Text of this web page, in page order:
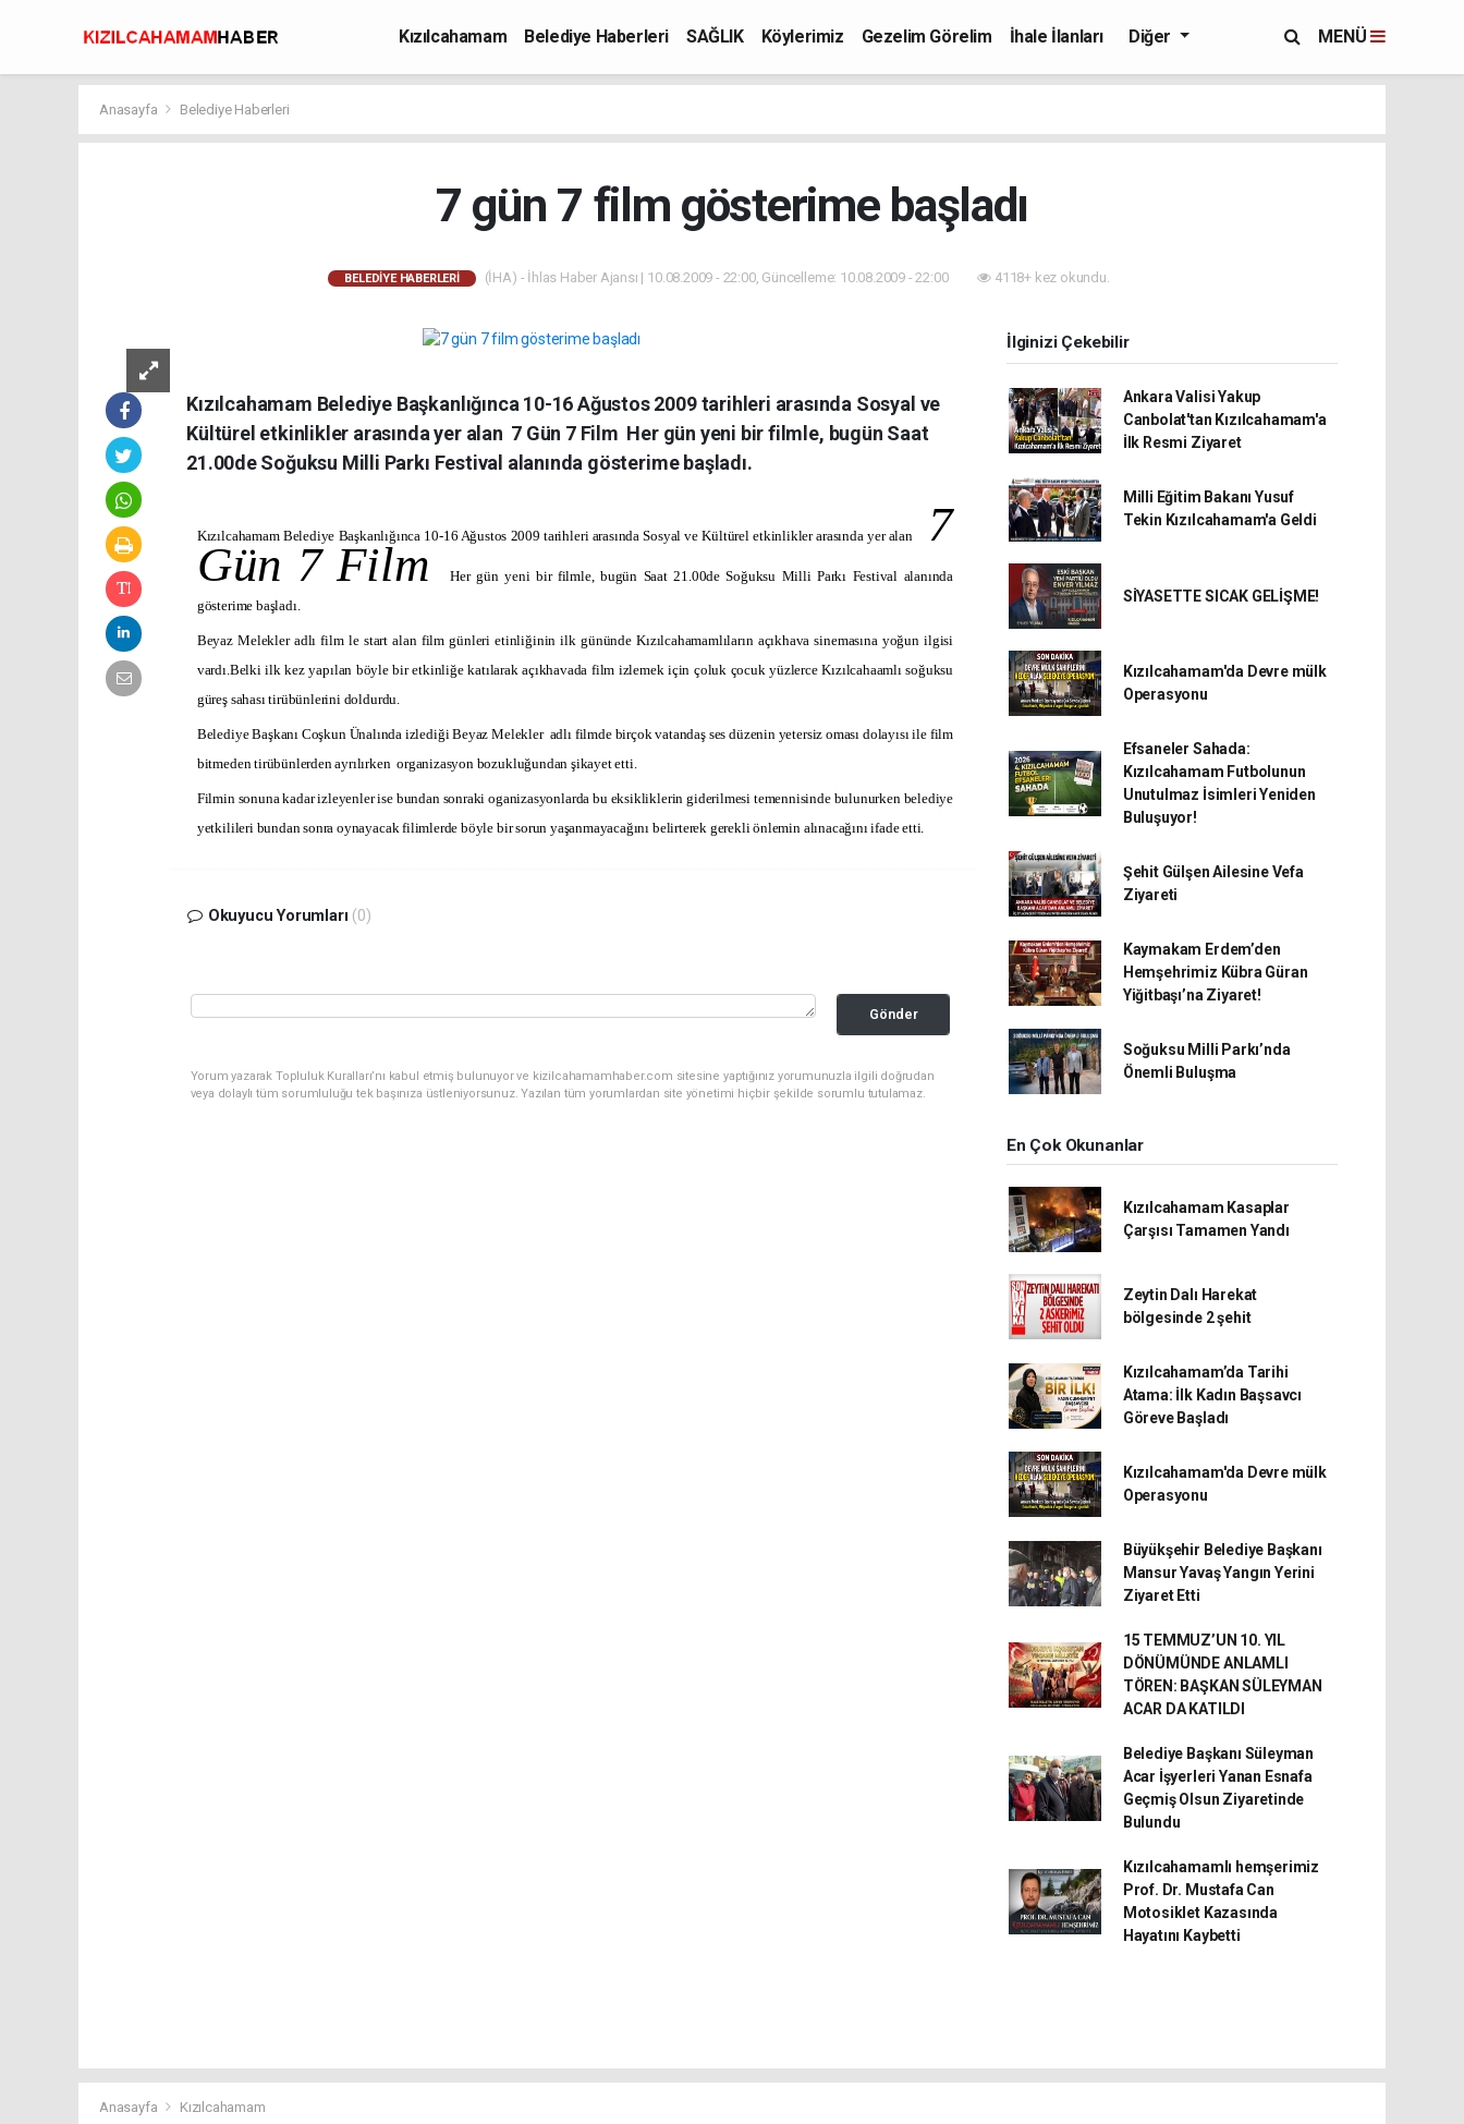
Kızılcahamam Belediye Haberleri SAĞLIK Köylerimiz Gezelim Görelim
İhale İlanları
Diğer MENÜ
Anasayfa Belediye Haberleri
7 gün 7 film gösterime başladı
BELEDIYE HABERLERI (İHA) - İhlas Haber Ajansı | 10.08.2009 - 22:00, Güncelleme: 10.08.2009 - 22:00 4118+ kez okundu.
Kızılcahamam Belediye Başkanlığınca 10-16 Ağustos 2009 tarihleri arasında Sosyal ve
Kültürel etkinlikler arasında yer alan  7 Gün 7 Film  Her gün yeni bir filmle, bugün Saat
21.00de Soğuksu Milli Parkı Festival alanında gösterime başladı.
Kızılcahamam Belediye Başkanlığınca 10-16 Ağustos 2009 tarihleri arasında Sosyal ve Kültürel etkinlikler arasında yer alan  7
Gün 7 Film  Her gün yeni bir filmle, bugün Saat 21.00de Soğuksu Milli Parkı Festival alanında
gösterime başladı.
Beyaz Melekler adlı film le start alan film günleri etinliğinin ilk gününde Kızılcahamamlıların açıkhava sinemasına yoğun ilgisi
vardı.Belki ilk kez yapılan böyle bir etkinliğe katılarak açıkhavada film izlemek için çoluk çocuk yüzlerce Kızılcahaamlı soğuksu
güreş sahası tirübünlerini doldurdu.
Belediye Başkanı Coşkun Ünalında izlediği Beyaz Melekler adlı filmde birçok vatandaş ses düzenin yetersiz oması dolayısı ile film
bitmeden tirübünlerden ayrılırken organizasyon bozukluğundan şikayet etti.
Filmin sonuna kadar izleyenler ise bundan sonraki oganizasyonlarda bu eksikliklerin giderilmesi temennisinde bulunurken belediye
yetkilileri bundan sonra oynayacak filimlerde böyle bir sorun yaşanmayacağını belirterek gerekli önlemin alınacağını ifade etti.
Okuyucu Yorumları (0)
Gönder
Yorum yazarak Topluluk Kuralları’nı kabul etmiş bulunuyor ve kizilcahamamhaber.com sitesine yaptığınız yorumunuzla ilgili doğrudan
veya dolaylı tüm sorumluluğu tek başınıza üstleniyorsunuz. Yazılan tüm yorumlardan site yönetimi hiçbir şekilde sorumlu tutulamaz.
İlginizi Çekebilir
Ankara Valisi Yakup
Canbolat'tan Kızılcahamam'a
İlk Resmi Ziyaret
Milli Eğitim Bakanı Yusuf
Tekin Kızılcahamam'a Geldi
SİYASETTE SICAK GELİŞME!
Kızılcahamam'da Devre mülk
Operasyonu
Efsaneler Sahada:
Kızılcahamam Futbolunun
Unutulmaz İsimleri Yeniden
Buluşuyor!
Şehit Gülşen Ailesine Vefa
Ziyareti
Kaymakam Erdem’den
Hemşehrimiz Kübra Güran
Yiğitbaşı’na Ziyaret!
Soğuksu Milli Parkı’nda
Önemli Buluşma
En Çok Okunanlar
Kızılcahamam Kasaplar
Çarşısı Tamamen Yandı
Zeytin Dalı Harekat
bölgesinde 2 şehit
Kızılcahamam’da Tarihi
Atama: İlk Kadın Başsavcı
Göreve Başladı
Kızılcahamam'da Devre mülk
Operasyonu
Büyükşehir Belediye Başkanı
Mansur Yavaş Yangın Yerini
Ziyaret Etti
15 TEMMUZ’UN 10. YIL
DÖNÜMÜNDE ANLAMLI
TÖREN: BAŞKAN SÜLEYMAN
ACAR DA KATILDI
Belediye Başkanı Süleyman
Acar İşyerleri Yanan Esnafa
Geçmiş Olsun Ziyaretinde
Bulundu
Kızılcahamamlı hemşerimiz
Prof. Dr. Mustafa Can
Motosiklet Kazasında
Hayatını Kaybetti
Anasayfa Kızılcahamam